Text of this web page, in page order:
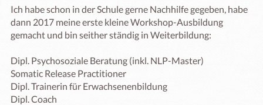
Ich habe schon in der Schule gerne Nachhilfe gegeben, habe
dann 2017 meine erste kleine Workshop-Ausbildung
gemacht und bin seither ständig in Weiterbildung:
Dipl. Psychosoziale Beratung (inkl. NLP-Master)
Somatic Release Practitioner
Dipl. Trainerin für Erwachsenenbildung
Dipl. Coach